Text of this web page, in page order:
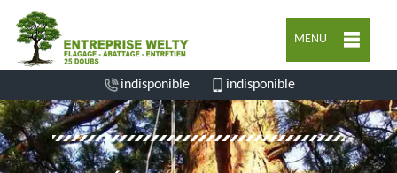
MENU
indisponible indisponible